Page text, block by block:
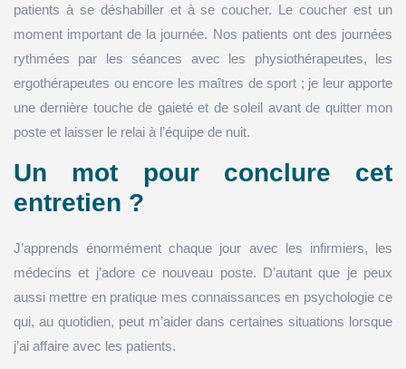
patients à se déshabiller et à se coucher. Le coucher est un
moment important de la journée. Nos patients ont des journées
rythmées par les séances avec les physiothérapeutes, les
ergothérapeutes ou encore les maîtres de sport ; je leur apporte
une dernière touche de gaieté et de soleil avant de quitter mon
poste et laisser le relai à l’équipe de nuit.
Un mot pour conclure cet
entretien ?
J’apprends énormément chaque jour avec les infirmiers, les
médecins et j’adore ce nouveau poste. D’autant que je peux
aussi mettre en pratique mes connaissances en psychologie ce
qui, au quotidien, peut m’aider dans certaines situations lorsque
j’ai affaire avec les patients.